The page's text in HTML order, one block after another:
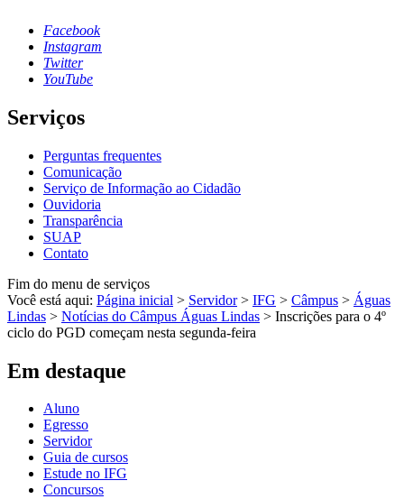
Facebook
Instagram
Twitter
YouTube
Serviços
Perguntas frequentes
Comunicação
Serviço de Informação ao Cidadão
Ouvidoria
Transparência
SUAP
Contato
Fim do menu de serviços
Você está aqui: Página inicial > Servidor > IFG > Câmpus > Águas
Lindas > Notícias do Câmpus Águas Lindas > Inscrições para o 4º
ciclo do PGD começam nesta segunda-feira
Em destaque
Aluno
Egresso
Servidor
Guia de cursos
Estude no IFG
Concursos